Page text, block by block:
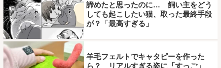
諦めたと思ったのに… 飼い主をどう
しても起こしたい猫、取った最終手段
が？「最高すぎる」
羊毛フェルトでキャタピーを作った
ら？ リアルすぎる姿に「すっご」